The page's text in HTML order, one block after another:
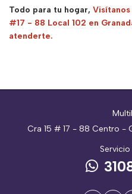
Todo para tu hogar, Visítanos
#17 - 88 Local 102 en
atenderte.
Cra 15 # 17 - 88 Centro -